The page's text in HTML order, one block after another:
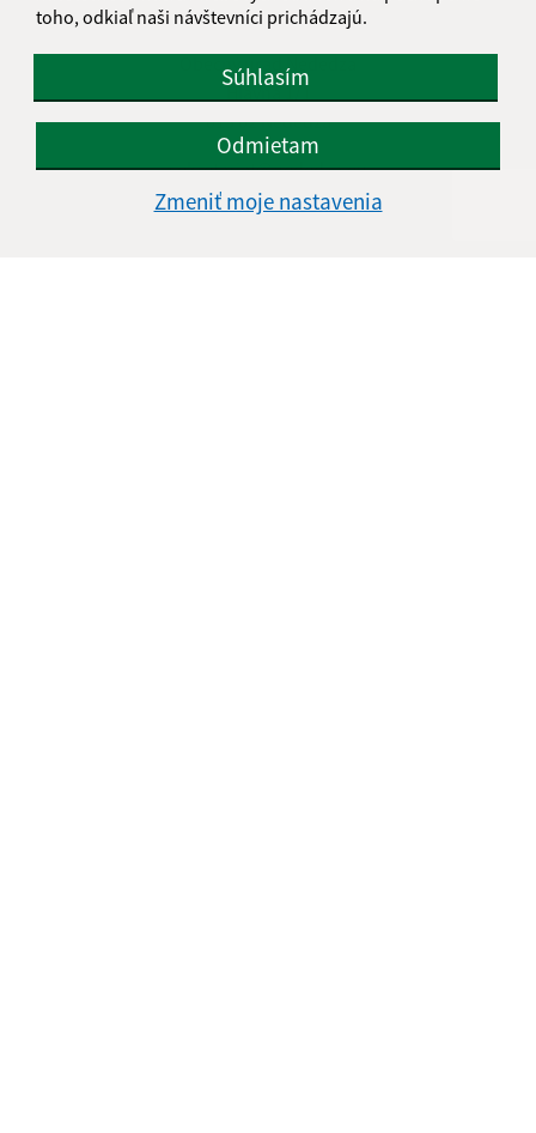
toho, odkiaľ naši návštevníci prichádzajú.
Súhlasím
Odmietam
Zmeniť moje nastavenia
Kontakt:
Obecný úrad Nededza
Hlavná 1/1
013 02 Nededza
sekretariat@nededza.eu
+421 41 598 05 19